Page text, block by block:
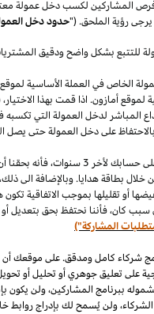
المشاركين لكسب دخل عمولة
يرجى رؤية الملحق. ("حدود دخل
للتتبع بشكل واضح ودقيق
لموقع أمازون. اذا قمت بهذا الاختيار،
المباشر لدخل العمولة التي
على دخل العمولة حتى يصل
حسابك لأخر 3 سنوات،فأنه
خلال بطاقة هدايا. وبالإضافة الىذلك،
أو تقليلها بموجب الاتفاقية تكون
سبب كان،فأننا نحتفظ بحق بتعديل
المشاركة")
شركاء كامل ومدقق. على موقعك
على تعليق جوهري أو تحليل أو
ببرنامج المشاركين، ولن يكون
ولن يُسمح لك بإدراج روابط